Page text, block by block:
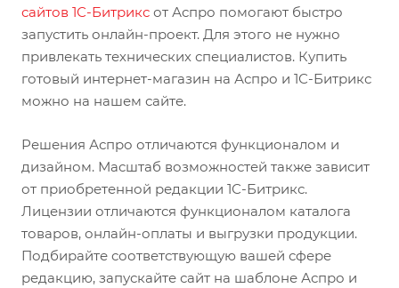
сайтов 1С-Битрикс от Аспро помогают быстро
запустить онлайн-проект. Для этого не нужно
привлекать технических специалистов. Купить
готовый интернет-магазин на Аспро и 1С-Битрикс
можно на нашем сайте.
Решения Аспро отличаются функционалом и
дизайном. Масштаб возможностей также зависит
от приобретенной редакции 1С-Битрикс.
Лицензии отличаются функционалом каталога
товаров, онлайн-оплаты и выгрузки продукции.
Подбирайте соответствующую вашей сфере
редакцию, запускайте сайт на шаблоне Аспро и